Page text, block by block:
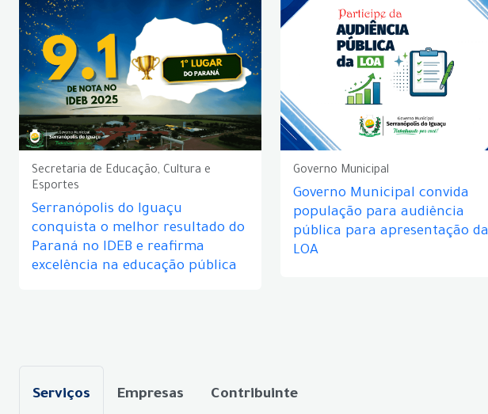
Secretaria de Educação, Cultura e
Esportes
Serranópolis do Iguaçu
conquista o melhor resultado do
Paraná no IDEB e reafirma
excelência na educação pública
Governo Municipal
Governo Municipal convida
população para audiência
pública para apresentação da
LOA
Serviços Empresas Contribuinte